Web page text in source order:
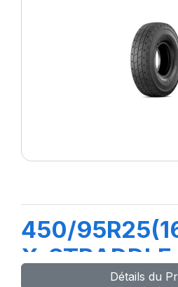
450/
X-
Détails du